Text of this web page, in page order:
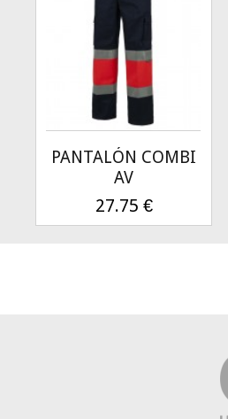
PANTALÓN COMBI
AV
27.75 €